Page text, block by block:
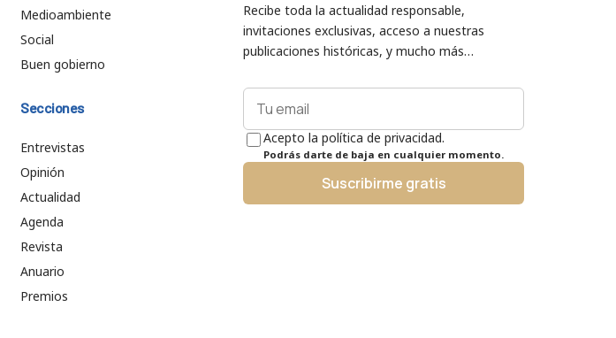
Medioambiente
Social
Buen gobierno
Secciones
Entrevistas
Opinión
Actualidad
Agenda
Revista
Anuario
Premios
Recibe toda la actualidad responsable,
invitaciones exclusivas, acceso a nuestras
publicaciones históricas, y mucho más…
Acepto la política de privacidad.
Podrás darte de baja en cualquier momento.
Suscribirme gratis